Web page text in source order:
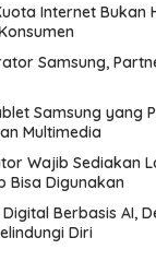
Internet Bukan
Samsung,
Samsung yang
Multimedia
Wajib Sediakan
Bisa Digunakan
Berbasis AI,
Diri